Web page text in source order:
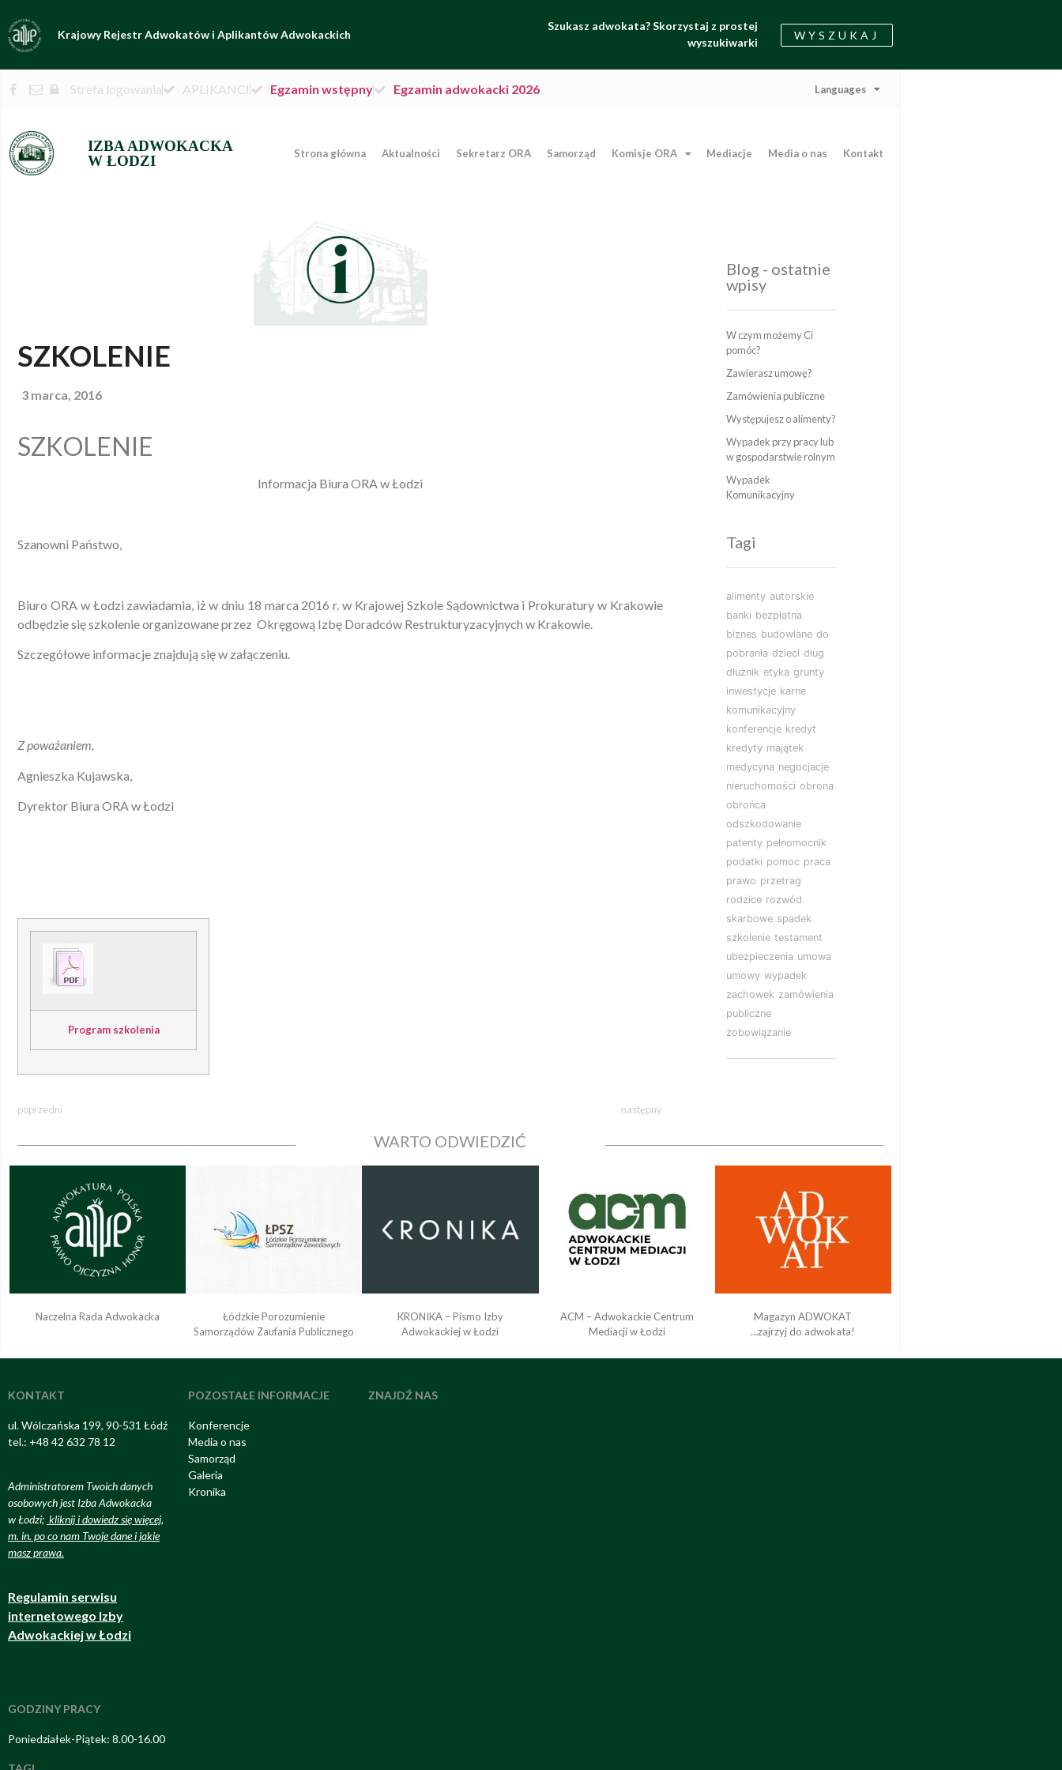
Krajowy Rejestr Adwokatów i Aplikantów Adwokackich
Szukasz adwokata? Skorzystaj z prostej
wyszukiwarki
WYSZUKAJ
Strefa logowania APLIKANCI Egzamin wstępny Egzamin adwokacki 2026 Languages
IZBA ADWOKACKA
W ŁODZI
Strona główna Aktualności Sekretarz ORA Samorząd Komisje ORA Mediacje Media o nas Kontakt
SZKOLENIE
3 marca, 2016
SZKOLENIE
Informacja Biura ORA w Łodzi
Szanowni Państwo,
Biuro ORA w Łodzi zawiadamia, iż w dniu 18 marca 2016 r. w Krajowej Szkole Sądownictwa i Prokuratury w Krakowie
odbędzie się szkolenie organizowane przez Okręgową Izbę Doradców Restrukturyzacyjnych w Krakowie.
Szczegółowe informacje znajdują się w załączeniu.
Z poważaniem,
Agnieszka Kujawska,
Dyrektor Biura ORA w Łodzi
Program szkolenia
poprzedni następny
Blog - ostatnie
wpisy
W czym możemy Ci
pomóc?
Zawierasz umowę?
Zamówienia publiczne
Występujesz o alimenty?
Wypadek przy pracy lub
w gospodarstwie rolnym
Wypadek
Komunikacyjny
Tagi
alimenty autorskie
banki bezpłatna
biznes budowlane do
pobrania dzieci dług
dłużnik etyka grunty
inwestycje karne
komunikacyjny
konferencje kredyt
kredyty majątek
medycyna negocjacje
nieruchomości obrona
obrońca
odszkodowanie
patenty pełnomocnik
podatki pomoc praca
prawo przetrag
rodzice rozwód
skarbowe spadek
szkolenie testament
ubezpieczenia umowa
umowy wypadek
zachowek zamówienia
publiczne
zobowiązanie
WARTO ODWIEDZIĆ
Naczelna Rada Adwokacka
Łódzkie Porozumienie
Samorządów Zaufania Publicznego
KRONIKA – Pismo Izby
Adwokackiej w Łodzi
ACM – Adwokackie Centrum
Mediacji w Łodzi
Magazyn ADWOKAT
…zajrzyj do adwokata!
KONTAKT
ul. Wólczańska 199, 90-531 Łódź
tel.: +48 42 632 78 12
Administratorem Twoich danych
osobowych jest Izba Adwokacka
w Łodzi; kliknij i dowiedz się więcej,
m. in. po co nam Twoje dane i jakie
masz prawa.
Regulamin serwisu
internetowego Izby
Adwokackiej w Łodzi
GODZINY PRACY
Poniedziałek-Piątek: 8.00-16.00
POZOSTAŁE INFORMACJE
Konferencje
Media o nas
Samorząd
Galeria
Kronika
ZNAJDŹ NAS